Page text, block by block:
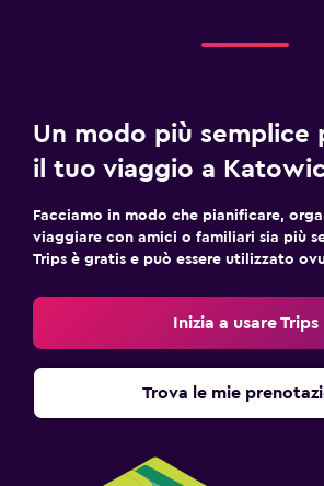
Un modo più semplice
il tuo viaggio a
Facciamo in modo che pianificare,
viaggiare con amici o familiari sia più
Trips è gratis e può essere utilizzato
Inizia a usare Trips
Trova le mie